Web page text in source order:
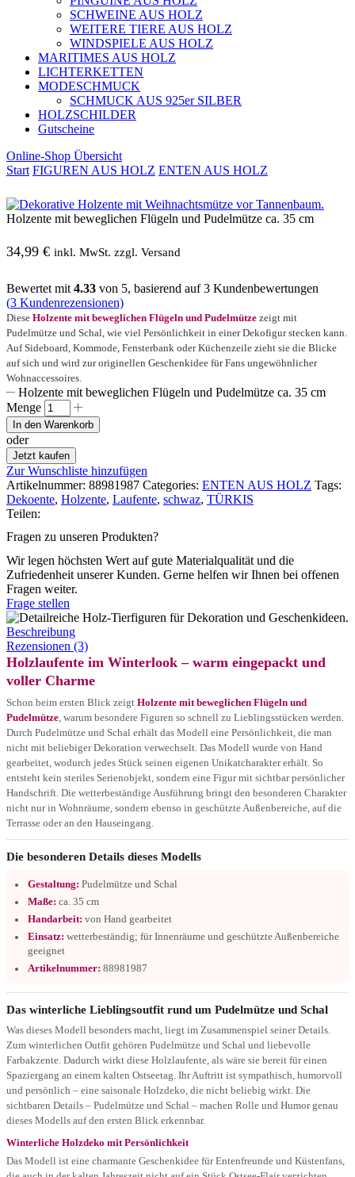
SCHWEINE AUS HOLZ
WEITERE TIERE AUS HOLZ
WINDSPIELE AUS HOLZ
MARITIMES AUS HOLZ
LICHTERKETTEN
MODESCHMUCK
SCHMUCK AUS 925er SILBER
HOLZSCHILDER
Gutscheine
Online-Shop Übersicht
Start FIGUREN AUS HOLZ ENTEN AUS HOLZ
Holzente mit beweglichen Flügeln und Pudelmütze ca. 35 cm
34,99 € inkl. MwSt. zzgl. Versand
Bewertet mit 4.33 von 5, basierend auf3 Kundenbewertungen
(3 Kundenrezensionen)
Diese Holzente mit beweglichen Flügeln und Pudelmütze zeigt mit
Pudelmütze und Schal, wie viel Persönlichkeit in einer Dekofigur stecken kann.
Auf Sideboard, Kommode, Fensterbank oder Küchenzeile zieht sie die Blicke
auf sich und wird zur originellen Geschenkidee für Fans ungewöhnlicher
Wohnaccessoires.
Holzente mit beweglichen Flügeln und Pudelmütze ca. 35 cm
Menge
In den Warenkorb
oder
Jetzt kaufen
Zur Wunschliste hinzufügen
Artikelnummer: 88981987 Categories: ENTEN AUS HOLZ Tags:
Dekoente, Holzente, Laufente, schwaz, TÜRKIS
Teilen:
Fragen zu unseren Produkten?
Wir legen höchsten Wert auf gute Materialqualität und die
Zufriedenheit unserer Kunden. Gerne helfen wir Ihnen bei offenen
Fragen weiter.
Frage stellen
Beschreibung
Rezensionen (3)
Holzlaufente im Winterlook – warm eingepackt und
voller Charme
Schon beim ersten Blick zeigt Holzente mit beweglichen Flügeln und
Pudelmütze , warum besondere Figuren so schnell zu Lieblingsstücken werden.
Durch Pudelmütze und Schal erhält das Modell eine Persönlichkeit, die man
nicht mit beliebiger Dekoration verwechselt. Das Modell wurde von Hand
gearbeitet, wodurch jedes Stück seinen eigenen Unikatcharakter erhält. So
entsteht kein steriles Serienobjekt, sondern eine Figur mit sichtbar persönlicher
Handschrift. Die wetterbeständige Ausführung bringt den besonderen Charakter
nicht nur in Wohnräume, sondern ebenso in geschützte Außenbereiche, auf die
Terrasse oder an den Hauseingang.
Die besonderen Details dieses Modells
Gestaltung: Pudelmütze und Schal
Maße: ca. 35 cm
Handarbeit: von Hand gearbeitet
Einsatz: wetterbeständig; für Innenräume und geschützte Außenbereiche
geeignet
Artikelnummer: 88981987
Das winterliche Lieblingsoutfit rund um Pudelmütze und Schal
Was dieses Modell besonders macht, liegt im Zusammenspiel seiner Details.
Zum winterlichen Outfit gehören Pudelmütze und Schal und liebevolle
Farbakzente. Dadurch wirkt diese Holzlaufente, als wäre sie bereit für einen
Spaziergang an einem kalten Ostseetag. Ihr Auftritt ist sympathisch, humorvoll
und persönlich – eine saisonale Holzdeko, die nicht beliebig wirkt. Die
sichtbaren Details – Pudelmütze und Schal – machen Rolle und Humor genau
dieses Modells auf den ersten Blick erkennbar.
Winterliche Holzdeko mit Persönlichkeit
Das Modell ist eine charmante Geschenkidee für Entenfreunde und Küstenfans,